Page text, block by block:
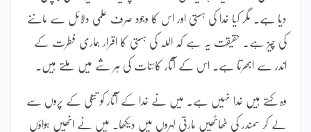
دیا ہے۔ مگر کیا خدا کی ہستی اور اس کا وجود صرف علمی دلائل سے ماننے
کی چیز ہے۔ حقیقت یہ ہے کہ اللہ کی ہستی کا اقرار ہماری فطرت کے
اندر سے ابھرتا ہے۔ اس کے آثار کائنات کی ہر شے میں ملتے ہیں۔
وہ کہتے ہیں خدا نہیں ہے۔ میں نے خدا کے آثار کو تتلی کے پروں سے
لے کر سمندر کی ٹھاٹھیں مارتی لہروں میں دیکھا۔ میں نے انھیں ہواؤں